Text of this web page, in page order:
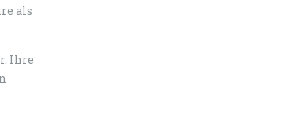
als
Ihre